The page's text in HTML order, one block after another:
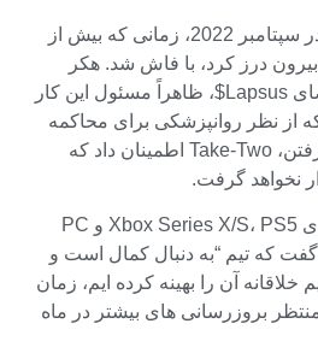
این عنوان برای اولین بار در سپتامبر 2022، زمانی که بیش از
بیرون درز کرد، با فاش شد. هکر
Arion Kurtaj، یکی از اعضای Lapsus$، ظاهراً مسئول این کار
از نظر روانپزشکی برای محاکمه
مناسب نیست. پس از لو رفتن، Take-Two اطمینان داد که
نخواهد گرفت.
برای Xbox Series X/S، PS5 و PC
عرضه می شود. Zelnick گفت که تیم “به دنبال کمال است و
آن را بهینه کرده ایم، زمان
بروزرسانی های بیشتر در ماه